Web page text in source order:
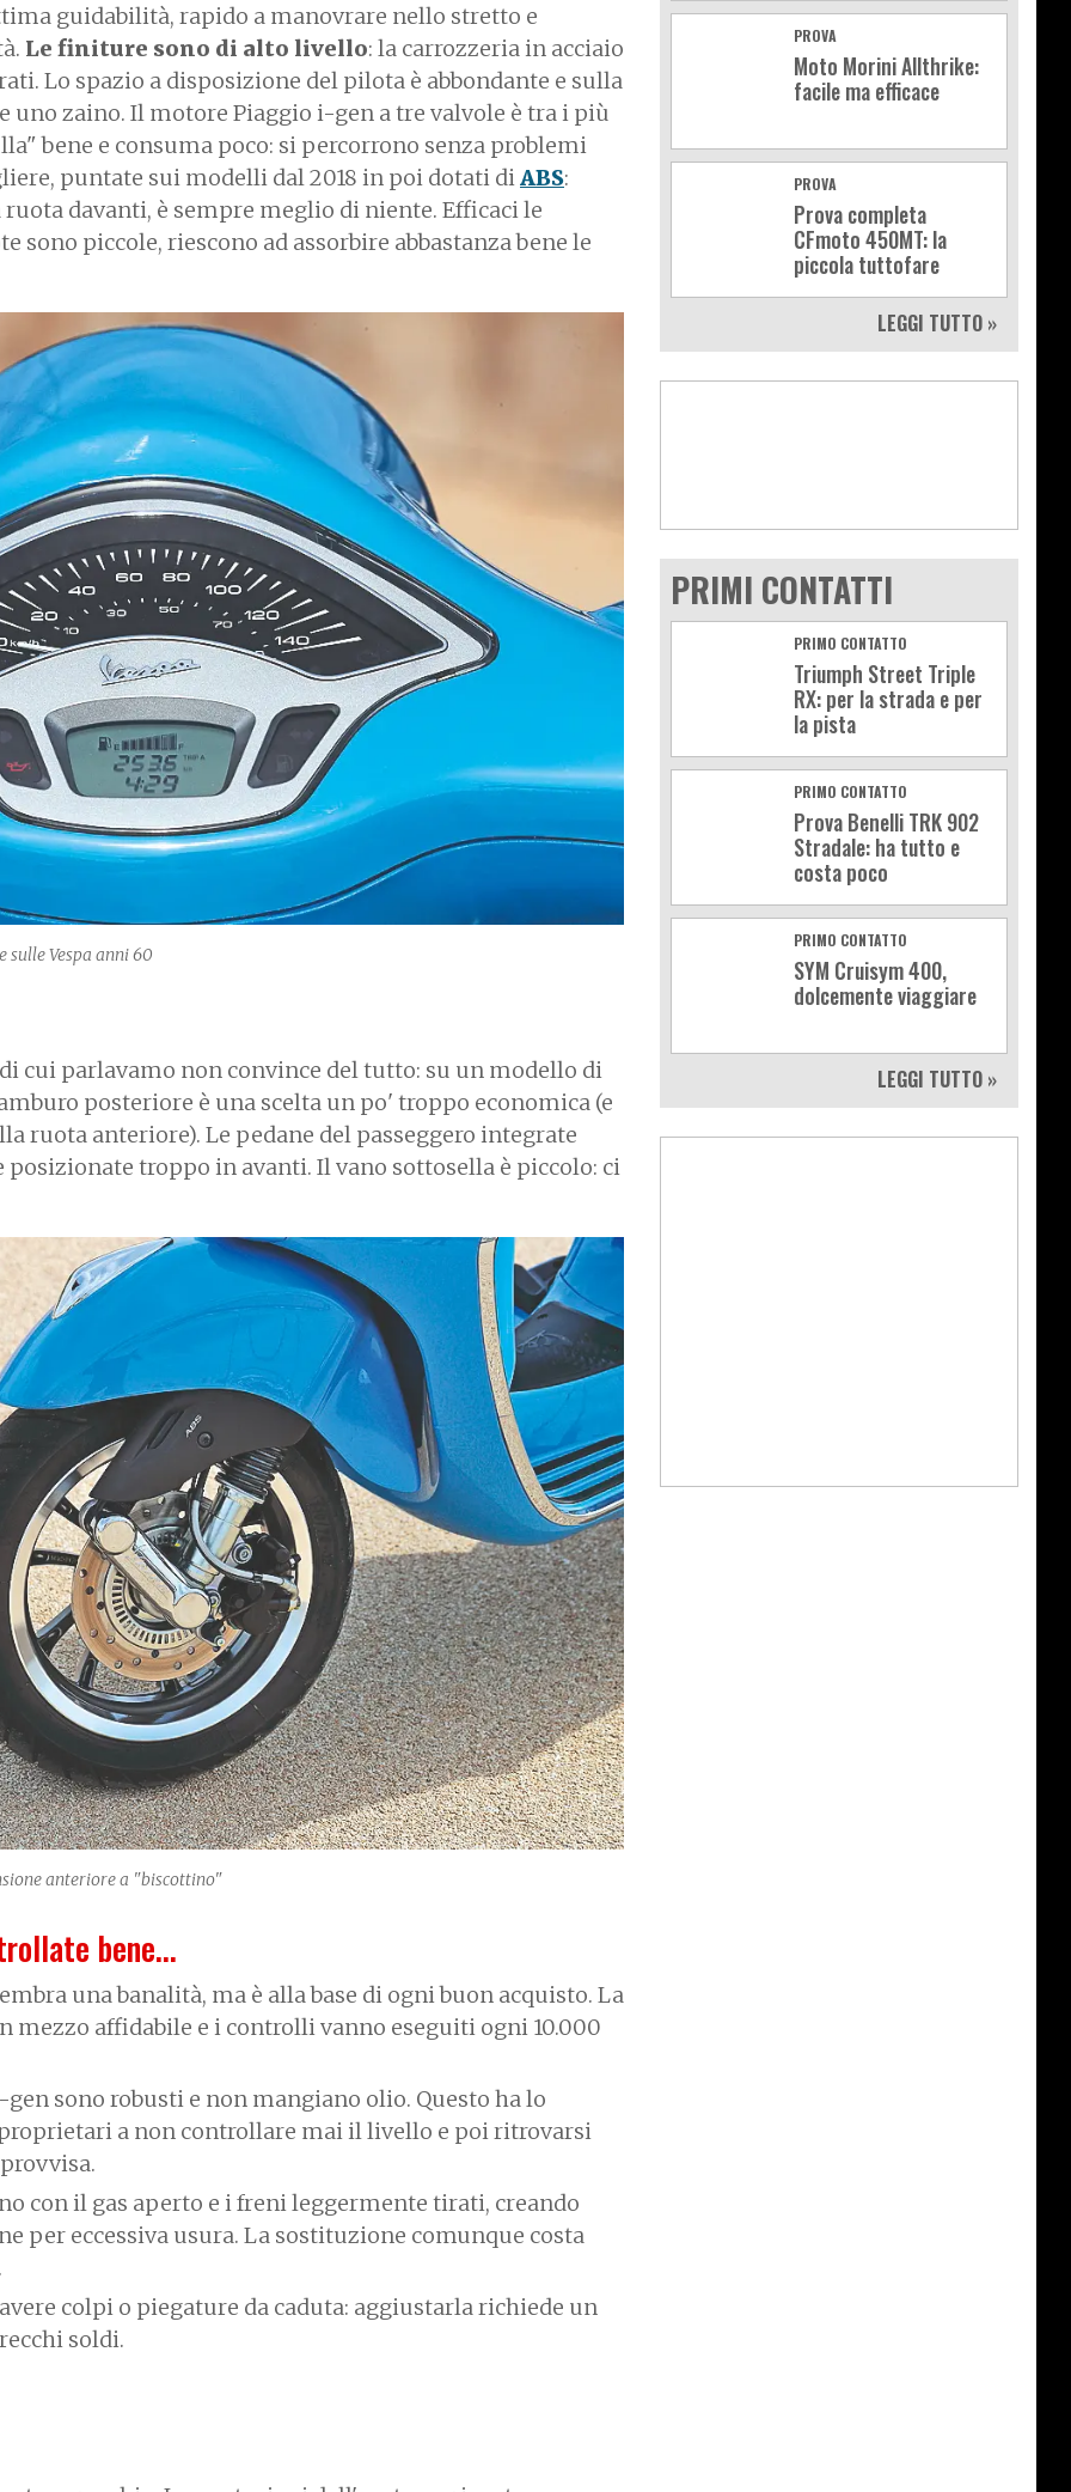
guidabilità, rapido a manovrare nello stretto e
Le finiture sono di alto livello: la carrozzeria in acciaio
Lo spazio a disposizione del pilota è abbondante e sulla
uno zaino. Il motore Piaggio i-gen a tre valvole è tra i più
bene e consuma poco: si percorrono senza problemi
puntate sui modelli dal 2018 in poi dotati diABS:
davanti, è sempre meglio di niente. Efficaci le
sono piccole, riescono ad assorbire abbastanza bene le
sulle Vespa anni 60
cui parlavamo non convince del tutto: su un modello di
posteriore è una scelta un po' troppo economica (e
ruota anteriore). Le pedane del passeggero integrate
posizionate troppo in avanti. Il vano sottosella è piccolo: ci
anteriore a "biscottino"
bene...
una banalità, ma è alla base di ogni buon acquisto. La
mezzo affidabile e i controlli vanno eseguiti ogni 10.000
sono robusti e non mangiano olio. Questo ha lo
a non controllare mai il livello e poi ritrovarsi
con il gas aperto e i freni leggermente tirati, creando
per eccessiva usura. La sostituzione comunque costa
colpi o piegature da caduta: aggiustarla richiede un
soldi.
PROVA
Moto Morini Allthrike:
facile ma efficace
PROVA
Prova completa
CFmoto 450MT: la
piccola tuttofare
LEGGI TUTTO »
PRIMI CONTATTI
PRIMO CONTATTO
Triumph Street Triple
RX: per la strada e per
la pista
PRIMO CONTATTO
Prova Benelli TRK 902
Stradale: ha tutto e
costa poco
PRIMO CONTATTO
SYM Cruisym 400,
dolcemente viaggiare
LEGGI TUTTO »